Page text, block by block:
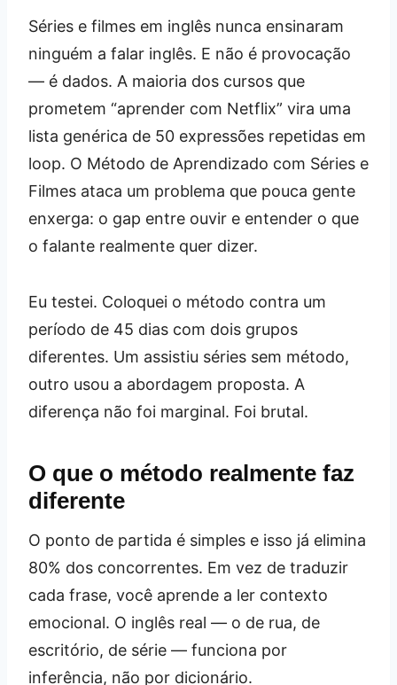
Séries e filmes em inglês nunca ensinaram
ninguém a falar inglês. E não é provocação
— é dados. A maioria dos cursos que
prometem “aprender com Netflix” vira uma
lista genérica de 50 expressões repetidas em
loop. O Método de Aprendizado com Séries e
Filmes ataca um problema que pouca gente
enxerga: o gap entre ouvir e entender o que
o falante realmente quer dizer.
Eu testei. Coloquei o método contra um
período de 45 dias com dois grupos
diferentes. Um assistiu séries sem método,
outro usou a abordagem proposta. A
diferença não foi marginal. Foi brutal.
O que o método realmente faz
diferente
O ponto de partida é simples e isso já elimina
80% dos concorrentes. Em vez de traduzir
cada frase, você aprende a ler contexto
emocional. O inglês real — o de rua, de
escritório, de série — funciona por
inferência, não por dicionário.